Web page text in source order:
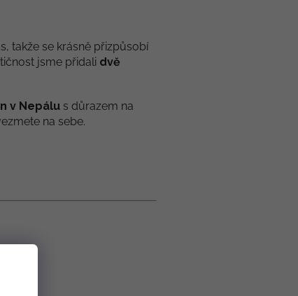
takže se krásně přizpůsobí
jsme přidali dvě
v Nepálu s důrazem na
na sebe.